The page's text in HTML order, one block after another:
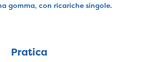
gomma, con ricariche singole.
Pratica